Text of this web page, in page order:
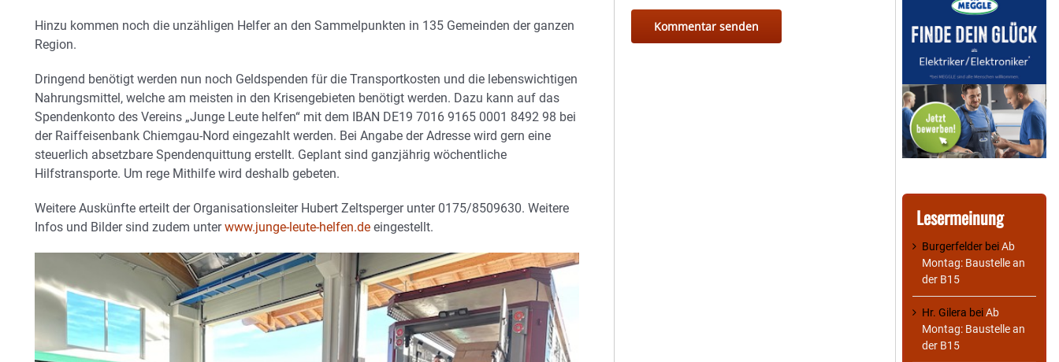
Hinzu kommen noch die unzähligen Helfer an den Sammelpunkten in 135 Gemeinden der ganzen
Region.
Dringend benötigt werden nun noch Geldspenden für die Transportkosten und die lebenswichtigen
Nahrungsmittel, welche am meisten in den Krisengebieten benötigt werden. Dazu kann auf das
Spendenkonto des Vereins „Junge Leute helfen“ mit dem IBAN DE19 7016 9165 0001 8492 98 bei
der Raiffeisenbank Chiemgau-Nord eingezahlt werden. Bei Angabe der Adresse wird gern eine
steuerlich absetzbare Spendenquittung erstellt. Geplant sind ganzjährig wöchentliche
Hilfstransporte. Um rege Mithilfe wird deshalb gebeten.
Weitere Auskünfte erteilt der Organisationsleiter Hubert Zeltsperger unter 0175/8509630. Weitere
Infos und Bilder sind zudem unterwww.junge-leute-helfen.de eingestellt. Lesermeinung
Burgerfelder beiAb
Montag: Baustelle an
der B15
Hr. Gilera beiAb
Montag: Baustelle an
der B15